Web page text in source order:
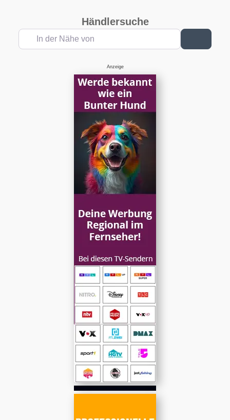
Händlersuche
In der Nähe von
Anzeige